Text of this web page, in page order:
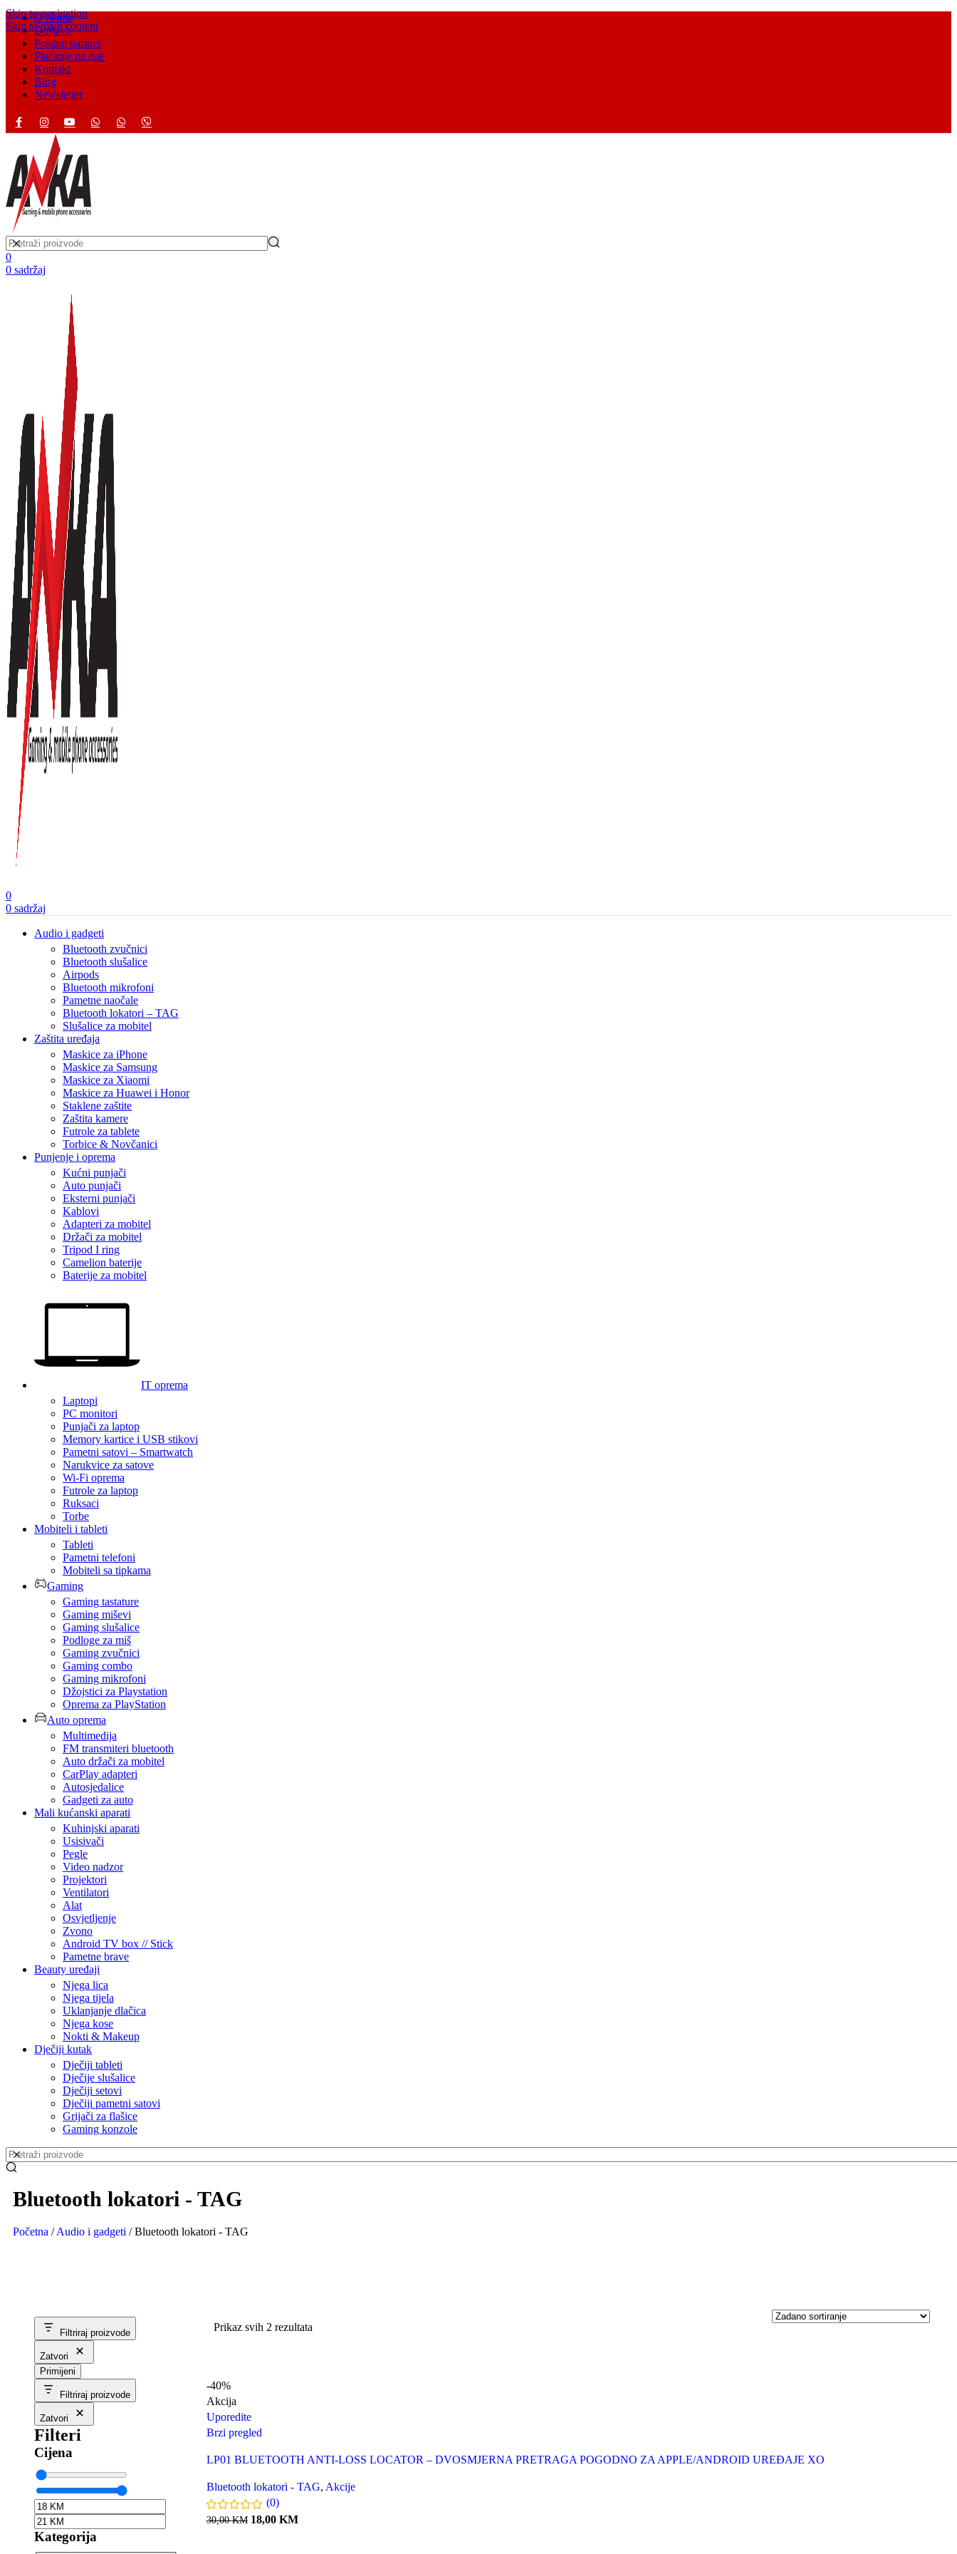
Skip to navigation
Skip to main content
O Nama
Dostava
Postani partner
Plaćanje na rate
Kontakt
Blog
Newsletter
0
0 sadržaj
0
0 sadržaj
Audio i gadgeti
Bluetooth zvučnici
Bluetooth slušalice
Airpods
Bluetooth mikrofoni
Pametne naočale
Bluetooth lokatori – TAG
Slušalice za mobitel
Zaštita uređaja
Maskice za iPhone
Maskice za Samsung
Maskice za Xiaomi
Maskice za Huawei i Honor
Staklene zaštite
Zaštita kamere
Futrole za tablete
Torbice & Novčanici
Punjenje i oprema
Kućni punjači
Auto punjači
Eksterni punjači
Kablovi
Adapteri za mobitel
Držači za mobitel
Tripod I ring
Camelion baterije
Baterije za mobitel
IT oprema
Laptopi
PC monitori
Punjači za laptop
Memory kartice i USB stikovi
Pametni satovi – Smartwatch
Narukvice za satove
Wi-Fi oprema
Futrole za laptop
Ruksaci
Torbe
Mobiteli i tableti
Tableti
Pametni telefoni
Mobiteli sa tipkama
Gaming
Gaming tastature
Gaming miševi
Gaming slušalice
Podloge za miš
Gaming zvučnici
Gaming combo
Gaming mikrofoni
Džojstici za Playstation
Oprema za PlayStation
Auto oprema
Multimedija
FM transmiteri bluetooth
Auto držači za mobitel
CarPlay adapteri
Autosjedalice
Gadgeti za auto
Mali kućanski aparati
Kuhinjski aparati
Usisivači
Pegle
Video nadzor
Projektori
Ventilatori
Alat
Osvjetljenje
Zvono
Android TV box // Stick
Pametne brave
Beauty uređaji
Njega lica
Njega tijela
Uklanjanje dlačica
Njega kose
Nokti & Makeup
Dječiji kutak
Dječiji tableti
Dječije slušalice
Dječiji setovi
Dječiji pametni satovi
Grijači za flašice
Gaming konzole
Bluetooth lokatori - TAG
Početna / Audio i gadgeti / Bluetooth lokatori - TAG
Filtriraj proizvode
Zatvori
Primijeni
Filtriraj proizvode
Zatvori
Filteri
Cijena
Kategorija
Prikaz svih 2 rezultata
-40%
Akcija
Uporedite
Brzi pregled
LP01 BLUETOOTH ANTI-LOSS LOCATOR – DVOSMJERNA PRETRAGA POGODNO ZA APPLE/ANDROID UREĐAJE XO
Bluetooth lokatori - TAG, Akcije
(0)
30,00KM 18,00 KM